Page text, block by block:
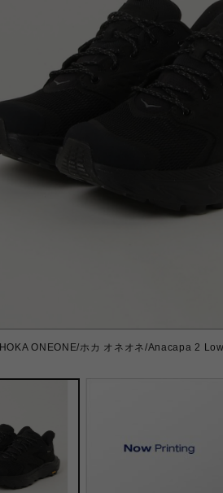
HOKA ONEONE/ホカ オネオネ/Anacapa 2